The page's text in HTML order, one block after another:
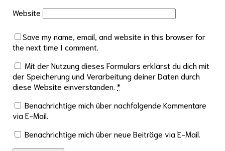
Website
Save my name, email, and website in this browser for
the next time I comment.
Mit der Nutzung dieses Formulars erklärst du dich mit
der Speicherung und Verarbeitung deiner Daten durch
diese Website einverstanden.*
Benachrichtige mich über nachfolgende Kommentare
via E-Mail.
Benachrichtige mich über neue Beiträge via E-Mail.